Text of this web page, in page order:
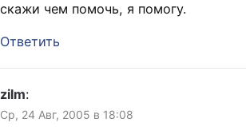
скажи чем помочь, я помогу.
Ответить
zilm:
Ср, 24 Авг, 2005 в 18:08